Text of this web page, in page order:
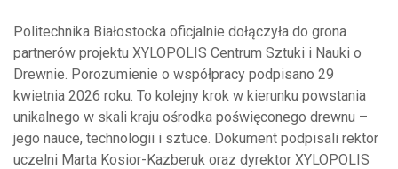
Politechnika Białostocka oficjalnie dołączyła do grona
partnerów projektu XYLOPOLIS Centrum Sztuki i Nauki o
Drewnie. Porozumienie o współpracy podpisano 29
kwietnia 2026 roku. To kolejny krok w kierunku powstania
unikalnego w skali kraju ośrodka poświęconego drewnu –
jego nauce, technologii i sztuce. Dokument podpisali rektor
uczelni Marta Kosior-Kazberuk oraz dyrektor XYLOPOLIS